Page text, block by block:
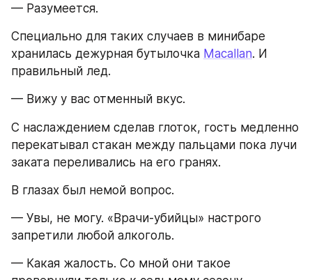
— Разумеется.
Специально для таких случаев в минибаре
хранилась дежурная бутылочка Macallan. И
правильный лед.
— Вижу у вас отменный вкус.
С наслаждением сделав глоток, гость медленно
перекатывал стакан между пальцами пока лучи
заката переливались на его гранях.
В глазах был немой вопрос.
— Увы, не могу. «Врачи-убийцы» настрого
запретили любой алкоголь.
— Какая жалость. Со мной они такое